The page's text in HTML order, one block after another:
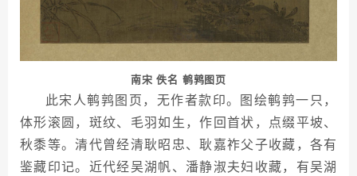
南宋 佚名 鹌鹑图页
此宋人鹌鹑图页，无作者款印。图绘鹌鹑一只，
体形滚圆，斑纹、毛羽如生，作回首状，点缀平坡、
秋黍等。清代曾经清耿昭忠、耿嘉祚父子收藏，各有
鉴藏印记。近代经吴湖帆、潘静淑夫妇收藏，有吴湖